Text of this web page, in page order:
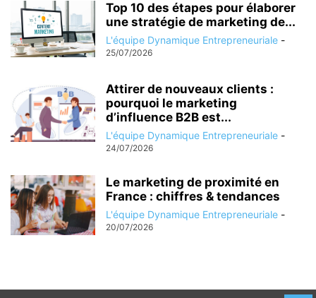
Top 10 des étapes pour élaborer
une stratégie de marketing de...
L'équipe Dynamique Entrepreneuriale -
25/07/2026
Attirer de nouveaux clients :
pourquoi le marketing
d’influence B2B est...
L'équipe Dynamique Entrepreneuriale -
24/07/2026
Le marketing de proximité en
France : chiffres & tendances
L'équipe Dynamique Entrepreneuriale -
20/07/2026